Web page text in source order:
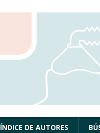
ÍNDICE DE AUTORES